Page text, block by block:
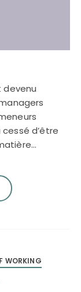
devenu
d’être
WORKING